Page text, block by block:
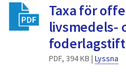
Taxa för
livsmedels-
PDF, 394 KB | Lyssna